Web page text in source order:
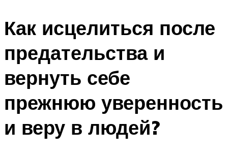
Как исцелиться после
предательства и
вернуть себе
прежнюю уверенность
и веру в людей?